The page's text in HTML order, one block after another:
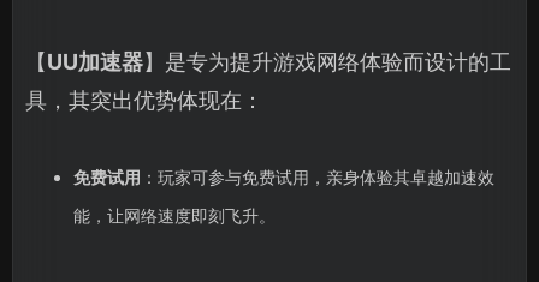
【UU加速器】是专为提升游戏网络体验而设计的工
具，其突出优势体现在：
免费试用 ：玩家可参与免费试用，亲身体验其卓越加速效
能，让网络速度即刻飞升。